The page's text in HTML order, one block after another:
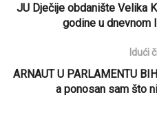
JU Dječije obdanište Velika
godine u dnevnom
Idući
ARNAUT U PARLAMENTU
a ponosan sam što